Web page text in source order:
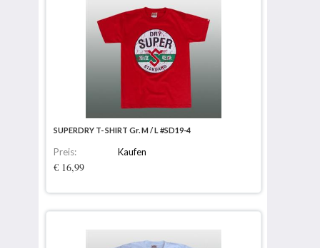
SUPERDRY T- SHIRT Gr. M / L #SD19-4
Preis:
€ 16,99
Kaufen